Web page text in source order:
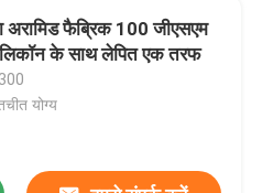
अरामिड फैब्रिक 100 जीएसएम
के साथ लेपित एक तरफ
योग्य